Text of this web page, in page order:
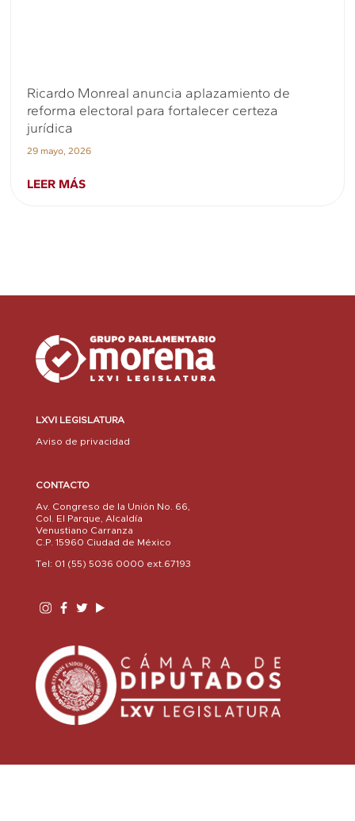
Ricardo Monreal anuncia aplazamiento de
reforma electoral para fortalecer certeza
jurídica
29 mayo, 2026
LEER MÁS
LXVI LEGISLATURA
Aviso de privacidad
CONTACTO
Av. Congreso de la Unión No. 66,
Col. El Parque, Alcaldía
Venustiano Carranza
C.P. 15960 Ciudad de México
Tel: 01 (55) 5036 0000 ext.67193